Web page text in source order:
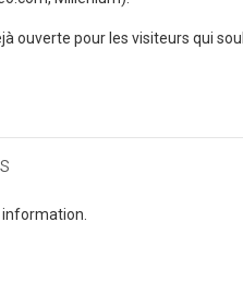
ouverte pour les visiteurs qui